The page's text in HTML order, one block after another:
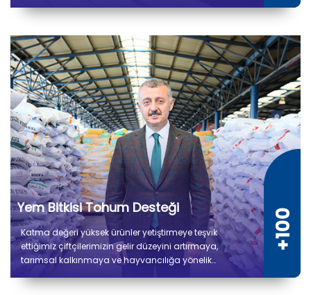
hızıyla devam etmektedir.
Yem Bitkisi Tohum Desteği
Katma değeri yüksek ürünler yetiştirmeye teşvik
ettiğimiz çiftçilerimizin gelir düzeyini artırmaya,
tarımsal kalkınmaya ve hayvancılığa yönelik
etmesini amaçlıyoruz. Çiftçilerimize 8.500 ton yem